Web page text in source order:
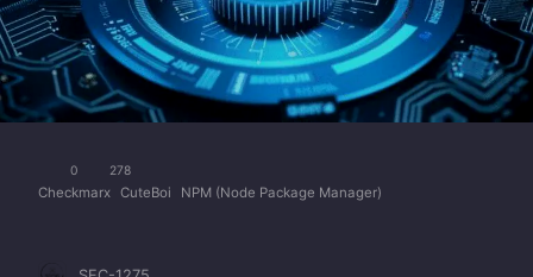
0 278
Checkmarx CuteBoi NPM (Node Package Manager)